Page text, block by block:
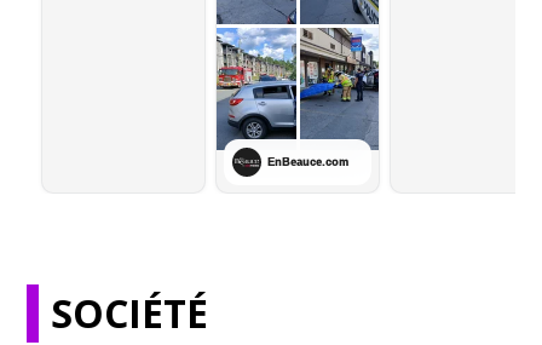
SOCIÉTÉ